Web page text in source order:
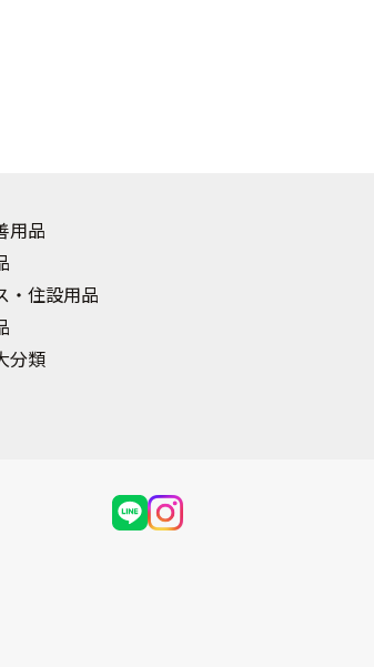
用品
・住設用品
分類